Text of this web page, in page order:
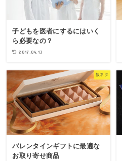
子どもを医者にするにはいく
ら必要なの？
2017.04.13
飯ネタ
バレンタインギフトに最適な
お取り寄せ商品